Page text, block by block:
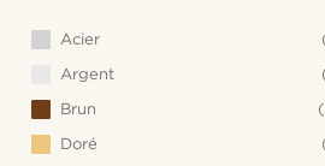
Acier
Argent
Brun
Doré